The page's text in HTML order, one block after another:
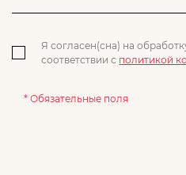
Я согласен(сна) на
соответствии с политикой
* Обязательные поля